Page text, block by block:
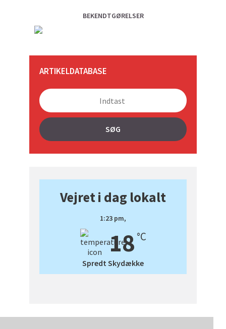
BEKENDTGØRELSER
ARTIKELDATABASE
SØG
Vejret i dag lokalt
1:23 pm,
18 °C
Spredt Skydække